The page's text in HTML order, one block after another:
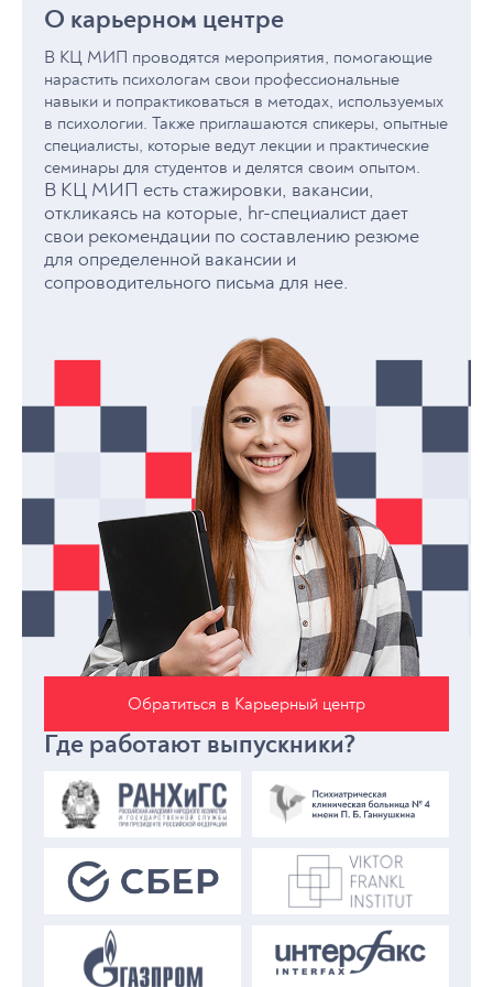
Специалист по обучению и развитию
Координатор HR-проектов*
Специалист по внутренним коммуникациям
В смежных ролях
Работать с данными, используя цифровые
инструменты
HR-аналитик
Специалист по автоматизации HR-процессов
Консультант по цифровой трансформации HR
Исследователь поведения пользователей
*HR (Human Resources) – управление человеческими
О карьерном центре
В КЦ МИП проводятся мероприятия, помогающие
нарастить психологам свои профессиональные
навыки и попрактиковаться в методах, используемых
в психологии. Также приглашаются спикеры, опытные
специалисты, которые ведут лекции и практические
семинары для студентов и делятся своим опытом.
В КЦ МИП есть стажировки, вакансии,
откликаясь на которые, hr-специалист дает
свои рекомендации по составлению резюме
для определенной вакансии и
сопроводительного письма для нее.
Обратиться в Карьерный центр
Где работают выпускники?